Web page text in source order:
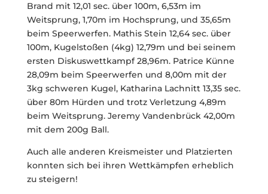
Brand mit 12,01 sec. über 100m, 6,53m im
Weitsprung, 1,70m im Hochsprung, und 35,65m
beim Speerwerfen. Mathis Stein 12,64 sec. über
100m, Kugelstoßen (4kg) 12,79m und bei seinem
ersten Diskuswettkampf 28,96m. Patrice Künne
28,09m beim Speerwerfen und 8,00m mit der
3kg schweren Kugel, Katharina Lachnitt 13,35 sec.
über 80m Hürden und trotz Verletzung 4,89m
beim Weitsprung. Jeremy Vandenbrück 42,00m
mit dem 200g Ball.
Auch alle anderen Kreismeister und Platzierten
konnten sich bei ihren Wettkämpfen erheblich
zu steigern!